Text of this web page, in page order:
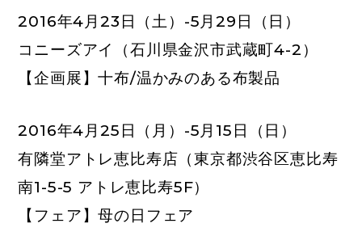
2016年4月23日（土）-5月29日（日）
コニーズアイ
（石川県金沢市武蔵町4-2）
【企画展】十布/温かみのある布製品
2016年4月25日（月）-5月15日（日）
有隣堂アトレ恵比寿店 （東京都渋谷区恵比寿
南1-5-5 アトレ恵比寿5F）
【フェア】母の日フェア